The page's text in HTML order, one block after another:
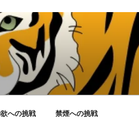
への挑戦 禁煙への挑戦